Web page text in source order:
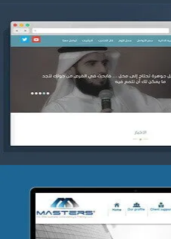
بن بدر الحزيمي
التفاصيل
شركة MASTERS للتدريب